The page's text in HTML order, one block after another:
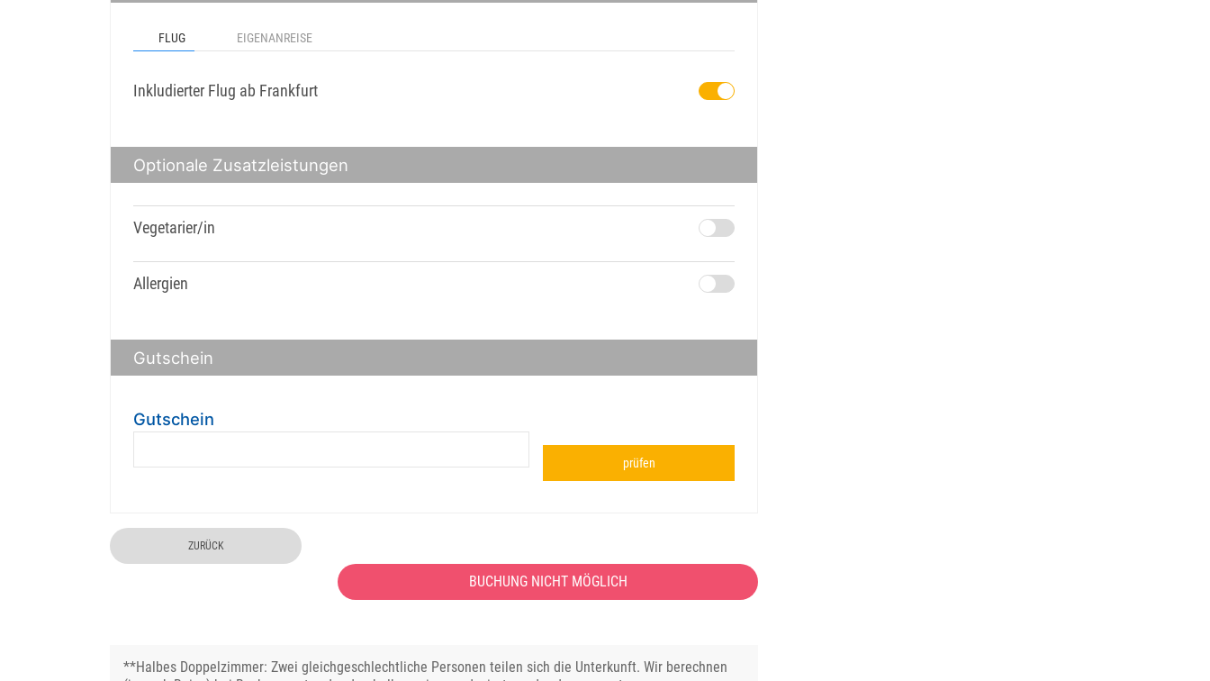
FLUG EIGENANREISE
Inkludierter Flug ab Frankfurt
Optionale Zusatzleistungen
Vegetarier/in
Allergien
Gutschein
Gutschein
prüfen
ZURÜCK
BUCHUNG NICHT MÖGLICH
**Halbes Doppelzimmer: Zwei gleichgeschlechtliche Personen teilen sich die Unterkunft. Wir berechnen